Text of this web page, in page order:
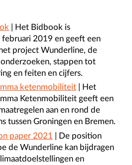
| Het Bidbook is
2019 en geeft een
project Wunderline, de
stappen tot
en feiten en cijfers.
ketenmobiliteit | Het
Ketenmobiliteit geeft een
aan en rond de
tussen Groningen en Bremen.
paper 2021
| De position
de Wunderline kan bijdragen
en